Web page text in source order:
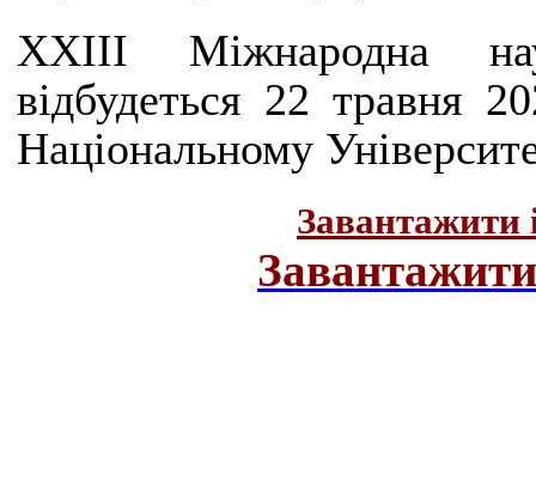
ХХІІІ Міжнародна
відбудеться 22 травня
Національному
Завантажити
Завантажити